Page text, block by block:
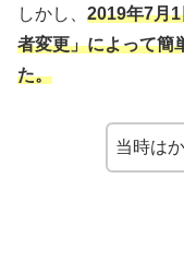
しかし、 2019年7月
者変更」によって簡
た。
当時は